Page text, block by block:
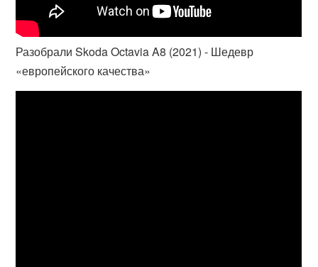
Разобрали Skoda Octavia A8 (2021) - Шедевр
«европейского качества»